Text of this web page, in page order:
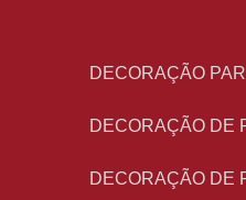
DECORAÇÃO
DECORAÇÃO
DECORAÇÃO